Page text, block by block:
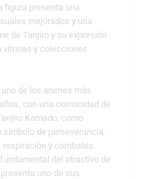
figura presenta una
mejorados y una
de Tanjiro y su expresión
vitrinas y colecciones
de los animes más
con una comunidad de
Kamado, como
de perseverancia,
y combates
del atractivo de
uno de sus